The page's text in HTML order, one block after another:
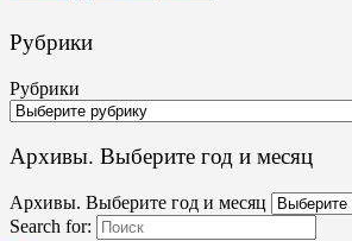
Рубрики
Рубрики
Архивы. Выберите год и месяц
Архивы. Выберите год и месяц
Search for: